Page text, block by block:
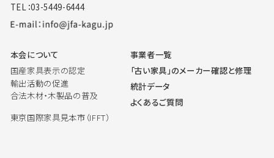
TEL：03-5449-6444
本会について
国産家具表示の認定
輸出活動の促進
合法木材・木製品の普及
東京国際家具見本市（IFFT）
事業者一覧
「古い家具」のメーカー確認と修理
統計データ
よくあるご質問